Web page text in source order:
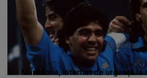
Maradona, internat de urgență la